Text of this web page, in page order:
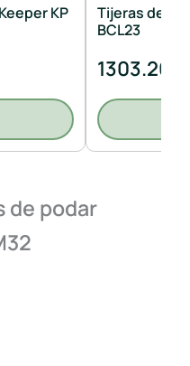
KP
Tijeras de
BCL23
1303.26 €
de podar